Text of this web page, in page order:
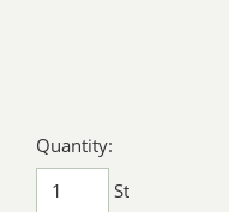
Quantity:
St